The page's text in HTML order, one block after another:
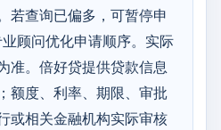
若查询已偏多，可暂停申
顾问优化申请顺序。实际
准。倍好贷提供贷款信息
额度、利率、期限、审批
或相关金融机构实际审核